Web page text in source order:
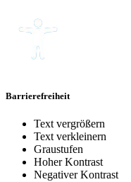
Barrierefreiheit
Text vergrößern
Text verkleinern
Graustufen
Hoher Kontrast
Negativer Kontrast